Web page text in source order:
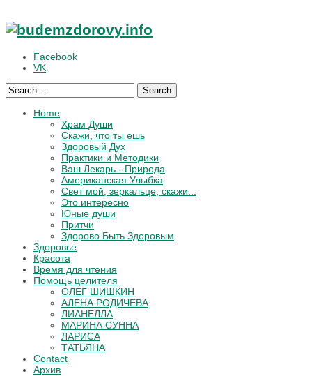
Facebook
VK
Search
Home
Храм Души
Скажи, что ты ешь
Здоровый Дух
Практики и Методики
Ваш Лекарь - Природа
Американская Улыбка
Свет мой, зеркальце, скажи...
Это интересно
Юные души
Притчи
Здорово Быть Здоровым
Здоровье
Красота
Время для чтения
Помощь целителя
ОЛЕГ ШИШКИН
АЛЕНА РОДИЧЕВА
ЛИАНЕЛЛА
МАРИНА СУННА
ЛАРИСА
ТАТЬЯНА
Contact
Архив